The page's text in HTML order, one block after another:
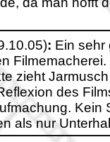
: Ein sehr
zieht
des
Kein
als nur